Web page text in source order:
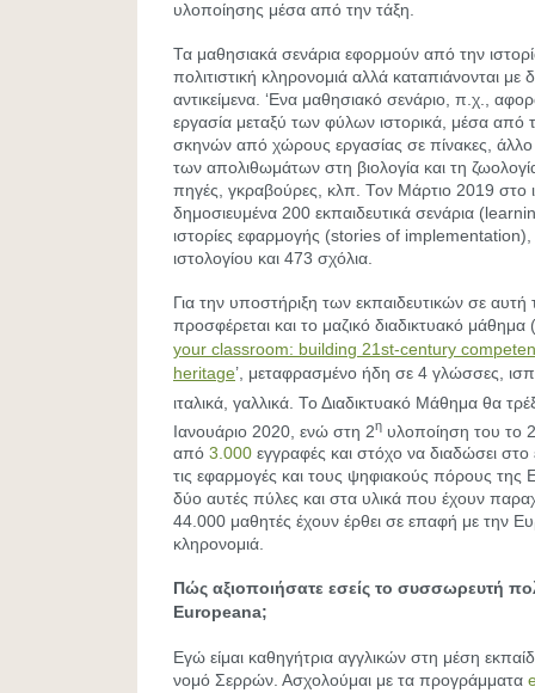
υλοποίησης μέσα από την τάξη.
Τα μαθησιακά σενάρια εφορμούν από την
πολιτιστική κληρονομιά αλλά καταπιάνονται με
αντικείμενα. ‘Ενα μαθησιακό σενάριο, π.χ.,
εργασία μεταξύ των φύλων ιστορικά, μέσα
σκηνών από χώρους εργασίας σε πίνακες, άλλο
των απολιθωμάτων στη βιολογία και τη
πηγές, γκραβούρες, κλπ. Τον Μάρτιο 2019 στο
δημοσιευμένα 200 εκπαιδευτικά σενάρια
ιστορίες εφαρμογής (stories of implementation),
ιστολογίου και 473 σχόλια.
Για την υποστήριξη των εκπαιδευτικών σε αυτή
προσφέρεται και το μαζικό διαδικτυακό μάθημα
your classroom: building 21st-century
heritage’, μεταφρασμένο ήδη σε 4 γλώσσες,
ιταλικά, γαλλικά. Το Διαδικτυακό Μάθημα θα
Ιανουάριο 2020, ενώ στη 2η υλοποίηση του το
από 3.000 εγγραφές και στόχο να διαδώσει στο
τις εφαρμογές και τους ψηφιακούς πόρους της
δύο αυτές πύλες και στα υλικά που έχουν
44.000 μαθητές έχουν έρθει σε επαφή με την
κληρονομιά.
Πώς αξιοποιήσατε εσείς το συσσωρευτή
Europeana;
Εγώ είμαι καθηγήτρια αγγλικών στη μέση
νομό Σερρών. Ασχολούμαι με τα προγράμματα